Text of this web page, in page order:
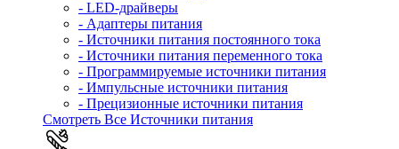
- LED-драйверы
- Адаптеры питания
- Источники питания постоянного тока
- Источники питания переменного тока
- Программируемые источники питания
- Импульсные источники питания
- Прецизионные источники питания
Смотреть Все Источники питания